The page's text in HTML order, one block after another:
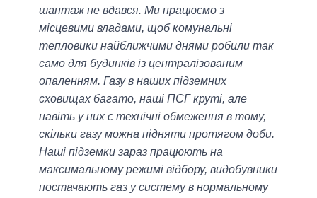
шантаж не вдався. Ми працюємо з
місцевими владами, щоб комунальні
тепловики найближчими днями робили так
само для будинків із централізованим
опаленням. Газу в наших підземних
сховищах багато, наші ПСГ круті, але
навіть у них є технічні обмеження в тому,
скільки газу можна підняти протягом доби.
Наші підземки зараз працюють на
максимальному режимі відбору, видобувники
постачають газ у систему в нормальному